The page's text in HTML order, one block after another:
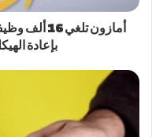
أمازون
بإعادة